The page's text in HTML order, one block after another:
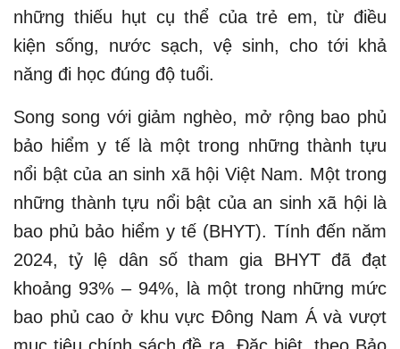
những thiếu hụt cụ thể của trẻ em, từ điều
kiện sống, nước sạch, vệ sinh, cho tới khả
năng đi học đúng độ tuổi.
Song song với giảm nghèo, mở rộng bao phủ
bảo hiểm y tế là một trong những thành tựu
nổi bật của an sinh xã hội Việt Nam. Một trong
những thành tựu nổi bật của an sinh xã hội là
bao phủ bảo hiểm y tế (BHYT). Tính đến năm
2024, tỷ lệ dân số tham gia BHYT đã đạt
khoảng 93% – 94%, là một trong những mức
bao phủ cao ở khu vực Đông Nam Á và vượt